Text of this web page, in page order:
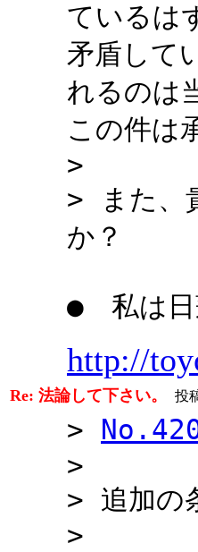
ているは
矛盾して
れるのは
この件は
>
> また、
か？
● 私は日
http://
Re: 法論して下さい。 投
>
>
> 追加の
>